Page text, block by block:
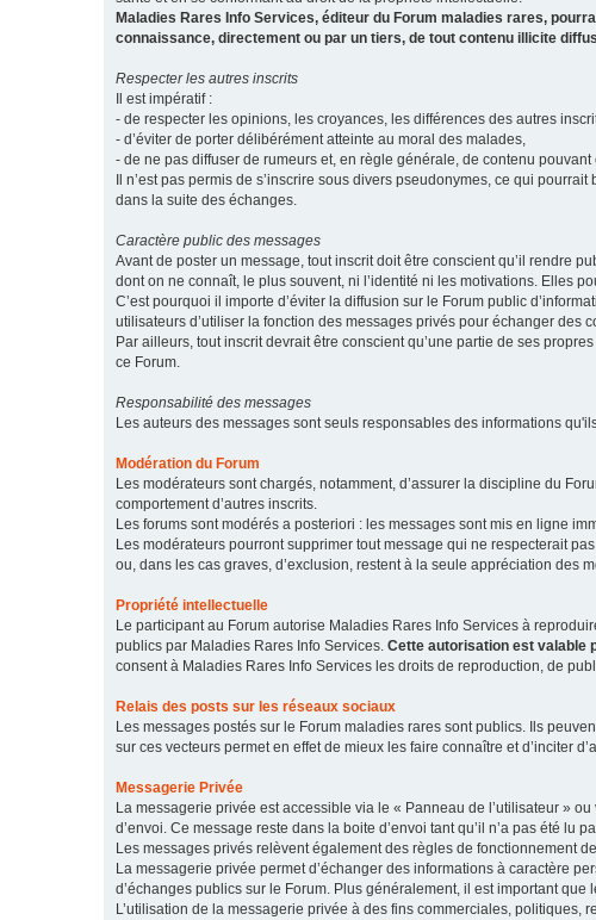
Maladies Rares Info Services, éditeur du Forum maladies rares,
connaissance, directement ou par un tiers, de tout contenu illicite
Respecter les autres inscrits
Il est impératif :
- de respecter les opinions, les croyances, les différences des autres
- d’éviter de porter délibérément atteinte au moral des malades,
- de ne pas diffuser de rumeurs et, en règle générale, de contenu
Il n’est pas permis de s’inscrire sous divers pseudonymes, ce qui
dans la suite des échanges.
Caractère public des messages
Avant de poster un message, tout inscrit doit être conscient qu’il rendre
dont on ne connaît, le plus souvent, ni l’identité ni les motivations. Elles
C’est pourquoi il importe d’éviter la diffusion sur le Forum public
utilisateurs d’utiliser la fonction des messages privés pour échanger des
Par ailleurs, tout inscrit devrait être conscient qu’une partie de ses
ce Forum.
Responsabilité des messages
Les auteurs des messages sont seuls responsables des informations
Modération du Forum
Les modérateurs sont chargés, notamment, d’assurer la discipline du
comportement d’autres inscrits.
Les forums sont modérés a posteriori : les messages sont mis en ligne
Les modérateurs pourront supprimer tout message qui ne respecterait
ou, dans les cas graves, d’exclusion, restent à la seule appréciation des
Propriété intellectuelle
Le participant au Forum autorise Maladies Rares Info Services à
publics par Maladies Rares Info Services. Cette autorisation est valable
consent à Maladies Rares Info Services les droits de reproduction, de
Relais des posts sur les réseaux sociaux
Les messages postés sur le Forum maladies rares sont publics. Ils
sur ces vecteurs permet en effet de mieux les faire connaître et d’inciter
Messagerie Privée
La messagerie privée est accessible via le « Panneau de l’utilisateur »
d’envoi. Ce message reste dans la boite d’envoi tant qu’il n’a pas été lu
Les messages privés relèvent également des règles de fonctionnement
La messagerie privée permet d’échanger des informations à caractère
d’échanges publics sur le Forum. Plus généralement, il est important
L’utilisation de la messagerie privée à des fins commerciales,